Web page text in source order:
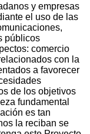
y empresas
el uso de las
públicos
comercio
con la
a favorecer
de los objetivos
fundamental
es tan
la reciban se